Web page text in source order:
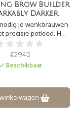
Brow Builder
Darker
je wenkbrauwen
precisie potlood. Heb
lijnen geplaatst?
de lijnen door met een
door de wenkbrauwen
te kammen.
€29,40
Beschikbaar